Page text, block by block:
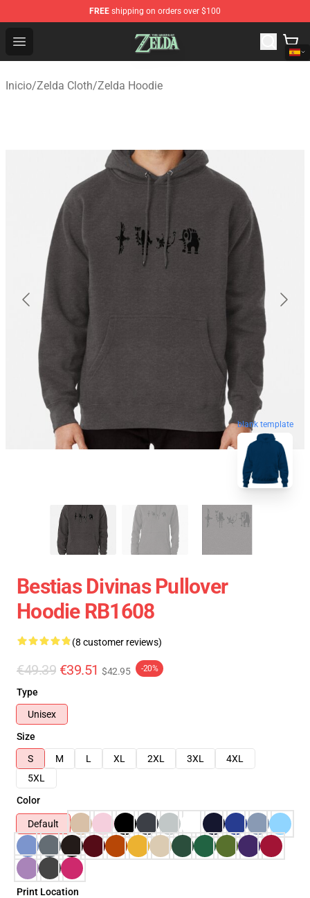
FREE shipping on orders over $100
Open menu
The Legend of Zelda Store - Official The Legend of
Inicio/Zelda Cloth/Zelda Hoodie
blank template
Bestias Divinas Pullover
Hoodie RB1608
(8 customer reviews)
€49.39 €39.51 $42.95 -20%
Type
Unisex
Size
S
M L XL 2XL 3XL
4XL
5XL
Color
Default
Print Location